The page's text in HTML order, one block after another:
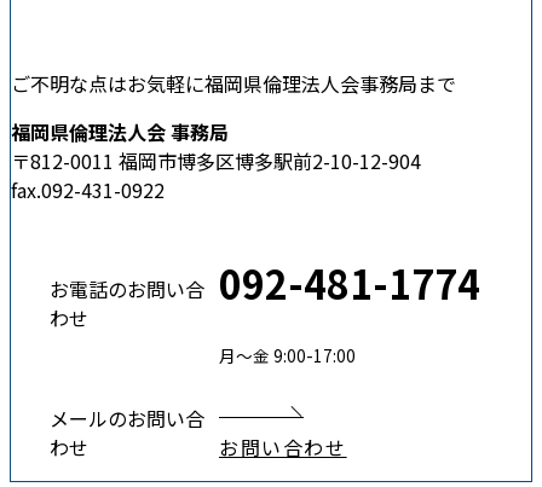
ご不明な点はお気軽に福岡県倫理法人会事務局まで
福岡県倫理法人会 事務局
〒812-0011 福岡市博多区博多駅前2-10-12-904
fax.092-431-0922
お電話のお問い合
わせ
092-481-1774
月〜金 9:00-17:00
メールのお問い合
わせ
お問い合わせ